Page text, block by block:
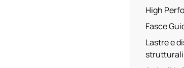
High
Fasce
Lastre e
strutturali